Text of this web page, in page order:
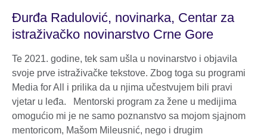
Đurđa Radulović, novinarka, Centar za
istraživačko novinarstvo Crne Gore
Te 2021. godine, tek sam ušla u novinarstvo i objavila
svoje prve istraživačke tekstove. Zbog toga su programi
Media for All i prilika da u njima učestvujem bili pravi
vjetar u leđa. Mentorski program za žene u medijima
omogućio mi je ne samo poznanstvo sa mojom sjajnom
mentoricom, Mašom Mileusnić, nego i drugim